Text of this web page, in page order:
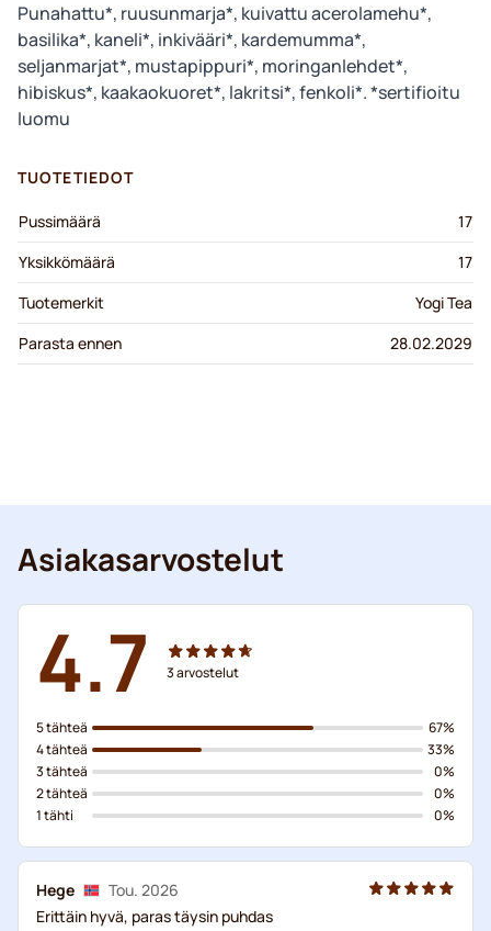
Punahat tu*, ruusunmarja*, kuivattu acerolamehu*,
basilika*, kaneli*, inkivääri*, kardemumma*,
seljanmarjat*, mustapippuri*, moringanlehdet*,
hibiskus*, kaakaokuoret*, lakritsi*, fenkoli*. *sertifioitu
luomu
TUOTETIEDOT
Pussimäärä
17
Yksikkömäärä
17
Tuotemerkit
Yogi Tea
Parasta ennen
28.02.2029
Asiakasarvostelut
4.7 3arvostelut
5 tähteä
4 tähteä
3 tähteä
2 tähteä
1 tähti
67%
33%
0%
0%
0%
Hege
Tou. 2026
Erittäin hyvä, paras täysin puhdas